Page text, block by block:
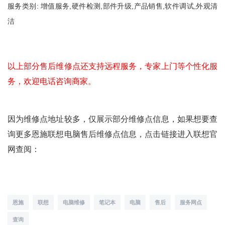
服务类别: 增值服务,硬件检测,部件升级,产品销售,软件调试,外观清
洁
以上部分售后维修点还支持远程服务，专家上门等个性化服
务，欢迎电话咨询商家。
因为维修点地址较多，仅展示部分维修点信息，如果想要查
询更多恩施联想电脑售后维修点信息，点击链接进入联想官
网查阅：
恩施 联想 电脑维修 笔记本 电脑 售后 服务网点
查询